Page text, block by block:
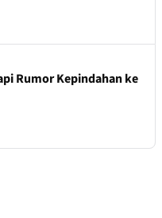
Rumor Kepindahan ke